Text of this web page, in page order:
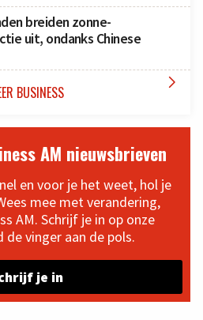
breiden zonne-
uit, ondanks Chinese
BUSINESS 
AM nieuwsbrieven
en voor je het weet, hol je
mee met verandering,
AM. Schrijf je in op onze
de vinger aan de pols.
je in